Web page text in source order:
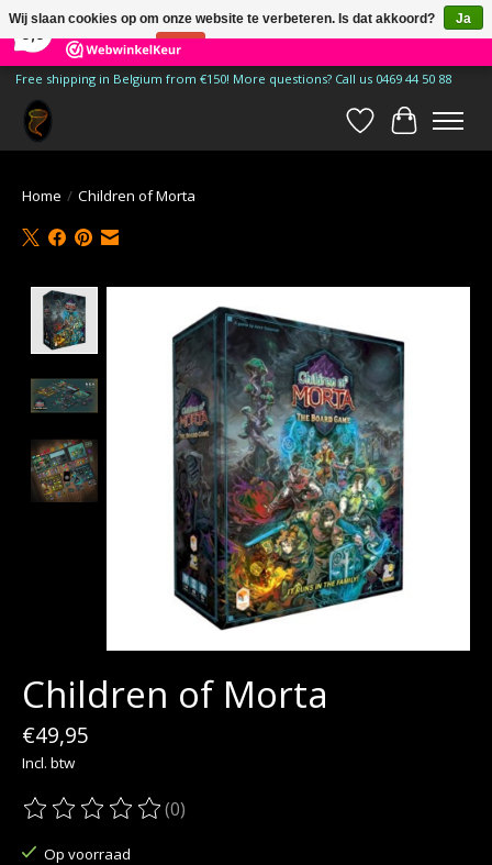
185 Reviews ×
Free shipping in Belgium from €150! More questions? Call us 0469 44 50 88
Verlanglijst
Home / Children of Morta
Children of Morta
€49,95
Incl. btw
De beoordeling van dit product is
(0)
Op voorraad
Wij slaan cookies op om onze website te verbeteren. Is dat akkoord?
Ja
Nee